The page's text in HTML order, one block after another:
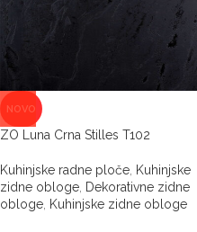
NOVO
ZO Luna Crna Stilles T102
Kuhinjske radne ploče Kuhinjske
zidne obloge Dekorativne zidne
obloge Kuhinjske zidne obloge